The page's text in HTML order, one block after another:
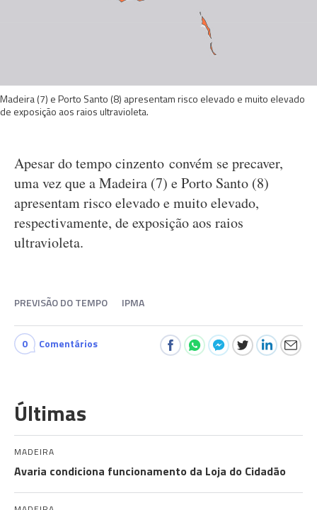
Madeira (7) e Porto Santo (8) apresentam risco elevado e muito elevado
de exposição aos raios ultravioleta.
Apesar do tempo cinzento convém se precaver,
uma vez que a Madeira (7) e Porto Santo (8)
apresentam risco elevado e muito elevado,
respectivamente, de exposição aos raios
ultravioleta.
PREVISÃO DO TEMPO IPMA
0 Comentários
Últimas
MADEIRA
Avaria condiciona funcionamento da Loja do Cidadão